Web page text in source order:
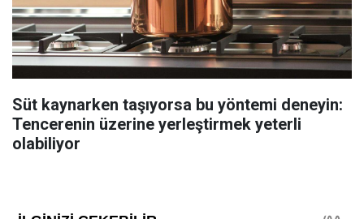
Süt kaynarken taşıyorsa bu yöntemi deneyin:
Tencerenin üzerine yerleştirmek yeterli
olabiliyor